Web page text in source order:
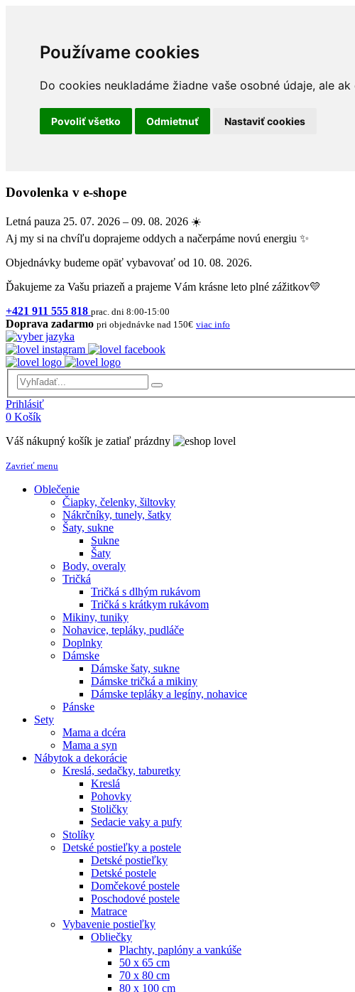
Používame cookies
Do cookies neukladáme žiadne vaše osobné údaje, ale
Povoliť všetko Odmietnuť Nastaviť cookies
Dovolenka v e-shope
Letná pauza 25. 07. 2026 – 09. 08. 2026 ☀️
Aj my si na chvíľu doprajeme oddych a načerpáme novú energiu ✨
Objednávky budeme opäť vybavovať od 10. 08. 2026.
Ďakujeme za Vašu priazeň a prajeme Vám krásne leto plné zážitkov💛
+421 911 555 818 prac. dni 8:00-15:00
Doprava zadarmo pri objednávke nad 150€ viac info
Prihlásiť
0 Košík
Váš nákupný košík je zatiaľ prázdny
Zavrieť menu
Oblečenie
Čiapky, čelenky, šiltovky
Nákrčníky, tunely, šatky
Šaty, sukne
Sukne
Šaty
Body, overaly
Tričká
Tričká s dlhým rukávom
Tričká s krátkym rukávom
Mikiny, tuniky
Nohavice, tepláky, pudláče
Doplnky
Dámske
Dámske šaty, sukne
Dámske tričká a mikiny
Dámske tepláky a legíny, nohavice
Pánske
Sety
Mama a dcéra
Mama a syn
Nábytok a dekorácie
Kreslá, sedačky, taburetky
Kreslá
Pohovky
Stoličky
Sedacie vaky a pufy
Stolíky
Detské postieľky a postele
Detské postieľky
Detské postele
Domčekové postele
Poschodové postele
Matrace
Vybavenie postieľky
Obliečky
Plachty, paplóny a vankúše
50 x 65 cm
70 x 80 cm
80 x 100 cm